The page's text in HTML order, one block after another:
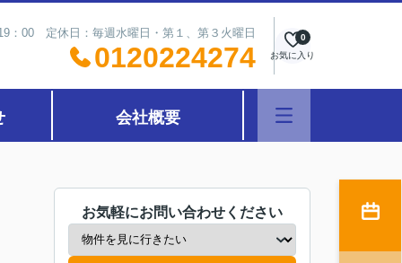
：00 定休日：毎週水曜日・第１、第３火曜日
0120224274 お気に入り
0
会社概要
お気軽にお問い合わせください